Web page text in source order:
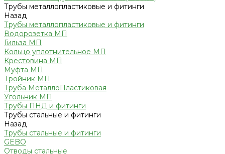
Трубы металлопластиковые и фитинги
Назад
Трубы металлопластиковые и фитинги
Водорозетка МП
Гильза МП
Кольцо уплотнительное МП
Крестовина МП
Муфта МП
Тройник МП
Труба МеталлоПластиковая
Угольник МП
Трубы ПНД и фитинги
Трубы стальные и фитинги
Назад
Трубы стальные и фитинги
GEBO
Отводы стальные